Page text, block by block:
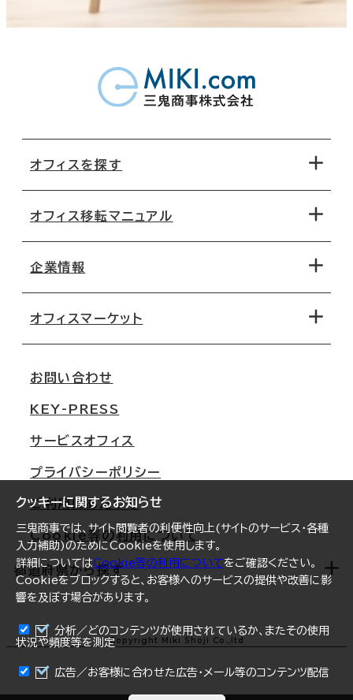
まとめて資料請求
クッキーに関するお知らせ
三鬼商事では、サイト閲覧者の利便性向上(サイトのサービス・各種
入力補助)のためにCookieを使用します。
詳細についてはCookie等の利用についてをご確認ください。
Cookieをブロックすると、お客様へのサービスの提供や改善に影
響を及ぼす場合があります。
分析／どのコンテンツが使用されているか、またその使用
状況や頻度等を測定
広告／お客様に合わせた広告・メール等のコンテンツ配信
オフィスを探す
地図から探す
路線・駅から探す
オフィス移転マニュアル
移転コストシミュレーション
移転スケジュール
オフィス移転Q&A
企業情報
オフィスマーケット
大阪
名古屋
札幌
仙台
横浜
福岡
オフィスリポート
ログイン
お問い合わせ
KEY-PRESS
サービスオフィス
プライバシーポリシー
ご利用にあたって
Cookie等の利用について
都道府県から探す
北海道
青森県
Copyright Miki Shoji Co.,ltd